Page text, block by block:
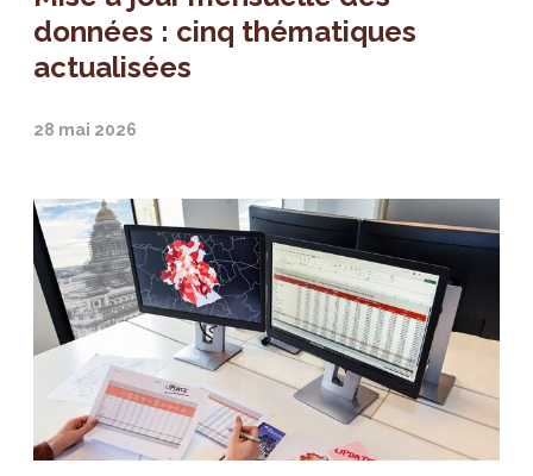
données : cinq thématiques
actualisées
28 mai 2026